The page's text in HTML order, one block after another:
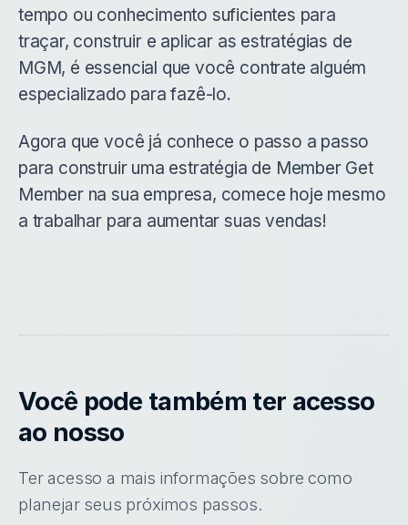
tempo ou conhecimento suficientes para
traçar, construir e aplicar as estratégias de
MGM, é essencial que você contrate alguém
especializado para fazê-lo.
Agora que você já conhece o passo a passo
para construir uma estratégia de Member Get
Member na sua empresa, comece hoje mesmo
a trabalhar para aumentar suas vendas!
Você pode também ter acesso
ao nosso
Ter acesso a mais informações sobre como
planejar seus próximos passos.